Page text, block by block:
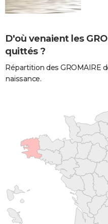
D'où venaient les
quittés ?
Répartition des GROMAIRE
naissance.